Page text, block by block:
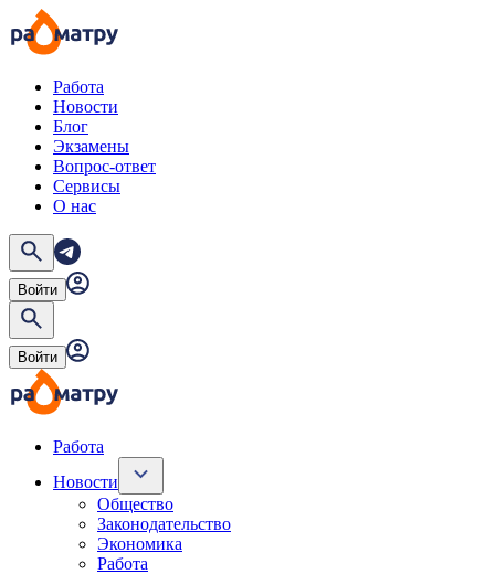
Работа
Новости
Блог
Экзамены
Вопрос-ответ
Сервисы
О нас
Войти
Войти
Работа
Новости
Общество
Законодательство
Экономика
Работа